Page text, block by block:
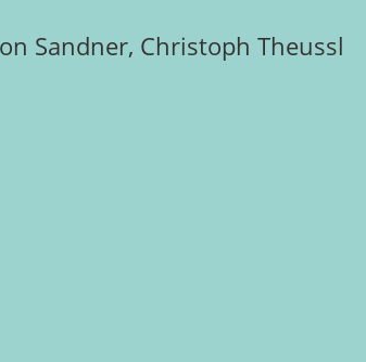
Sandner, Christoph Theussl